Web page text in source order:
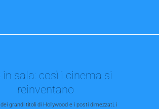
in sala: così i cinema si
reinventano
grandi titoli di Hollywood e i posti dimezzati, i